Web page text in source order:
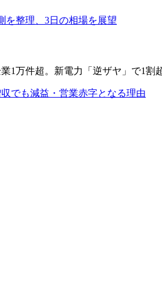
整理、3日の相場を展望
でも減益・営業赤字となる理由